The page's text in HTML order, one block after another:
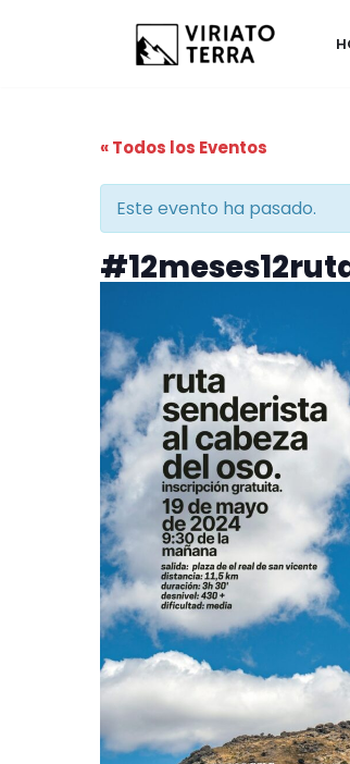
« Todos los Eventos
Este evento ha pasado.